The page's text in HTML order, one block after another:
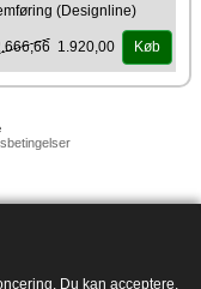
Du kan acceptere,
(Designline)
1.920,00 Køb